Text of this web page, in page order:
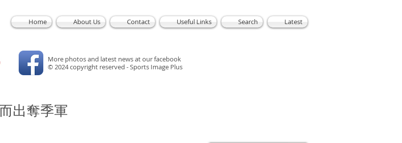
Home About Us Contact Useful Links Search Latest
More photos and latest news at our facebook
© 2024 copyright reserved - Sports Image Plus
出奪季軍